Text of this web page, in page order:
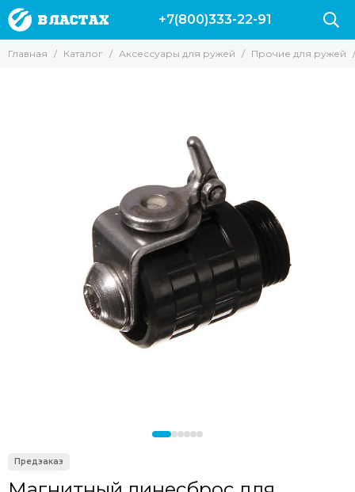
Аксессуары для ружей
Запасные части и аксессуары для ружей Пеленгас
Аксессуары для арбалетов
Чехлы для ружей
Линесбрасыватели
+7(800)333-22-91
Главная Каталог Аксессуары для ружей Прочие для ружей